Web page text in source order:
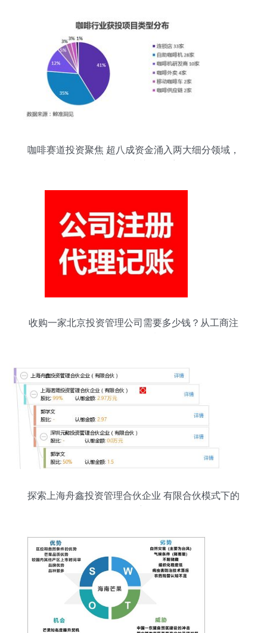
咖啡赛道投资聚焦 超八成资金涌入两大细分领域，
收购一家北京投资管理公司需要多少钱？从工商注
探索上海舟鑫投资管理合伙企业 有限合伙模式下的